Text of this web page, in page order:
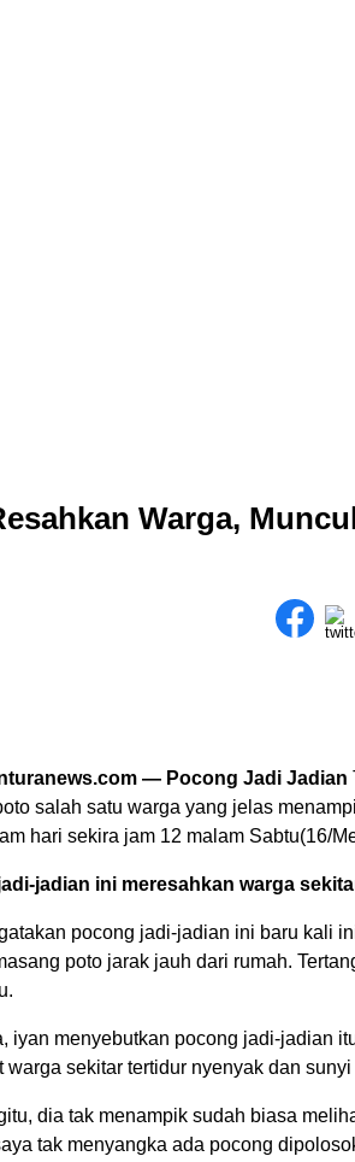
Warga,
— Pocong Jadi Jadian
salah satu warga yang jelas
hari sekira jam 12 malam Sabtu(16/
jadian ini meresahkan warga
pocong jadi-jadian ini baru kali
poto jarak jauh dari rumah.
iyan menyebutkan pocong jadi-jadian
warga sekitar tertidur nyenyak dan sunyi
dia tak menampik sudah biasa
tak menyangka ada pocong